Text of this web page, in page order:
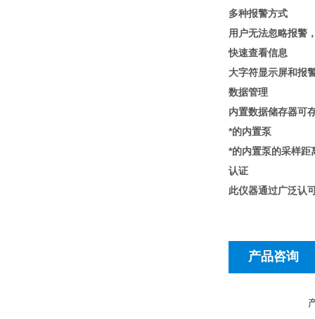
多种报警方式
用户无法忽略报警
快速查看信息
大字符显示屏和报
数据管理
内置数据储存器可
*的内置泵
*的内置泵的采样距
认证
此仪器通过广泛认
产品咨询